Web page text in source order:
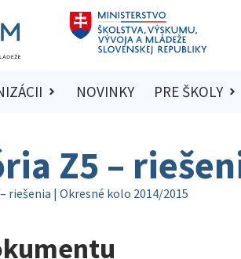
NOVINKY PRE ŠKOLY
Z5 –
riešenia | Okresné kolo 2014/2015